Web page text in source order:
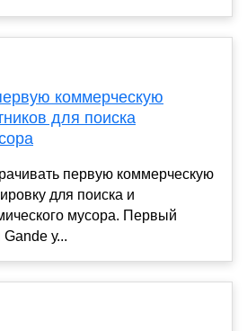
коммерческую
для поиска
первую коммерческую
для поиска и
мусора. Первый
у...